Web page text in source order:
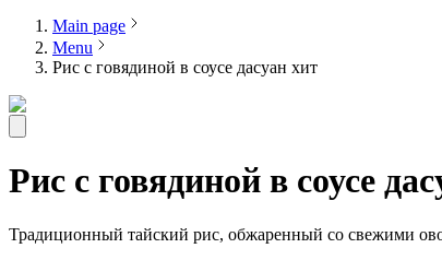
Main page
Menu
Рис с говядиной в соусе дасуан хит
Рис с говядиной в соусе
Традиционный тайский рис, обжаренный со свежими